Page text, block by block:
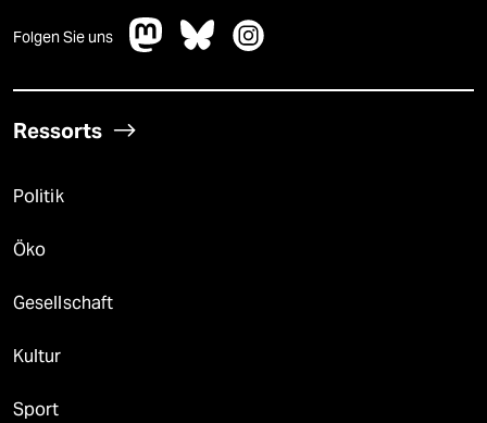
Folgen Sie uns
Ressorts
Politik
Öko
Gesellschaft
Kultur
Sport